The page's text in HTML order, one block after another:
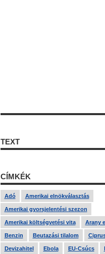
TEXT
CÍMKÉK
Adó Amerikai elnökválasztás
Amerikai gyorsjelentési szezon
Amerikai költségvetési vita Arany
Benzin Beutazási tilalom
Devizahitel Ebola EU-Csúcs